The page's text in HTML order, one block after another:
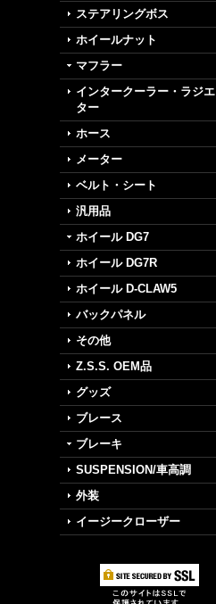
ステアリングボス
ホイールナット
マフラー
インタークーラー・ラジエ
ター
ホース
メーター
ベルト・シート
汎用品
ホイール DG7
ホイール DG7R
ホイール D-CLAW5
バックパネル
その他
Z.S.S. OEM品
グッズ
ブレース
ブレーキ
SUSPENSION/車高調
外装
イージークローザー